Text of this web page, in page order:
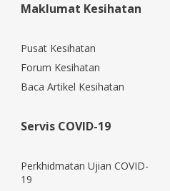
Maklumat Kesihatan
Pusat Kesihatan
Forum Kesihatan
Baca Artikel Kesihatan
Servis COVID-19
Perkhidmatan Ujian COVID-
19